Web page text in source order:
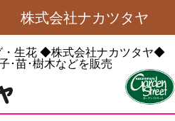
株式会社ナカツタヤ
生花◆株式会社ナカツタヤ◆
･苗･樹木などを販売